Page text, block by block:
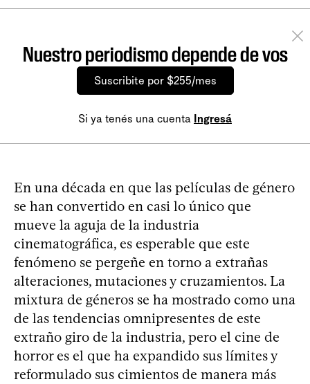
Nuestro periodismo depende de vos
Suscribite por $255/mes
Si ya tenés una cuenta Ingresá
En una década en que las películas de género
se han convertido en casi lo único que
mueve la aguja de la industria
cinematográfica, es esperable que este
fenómeno se pergeñe en torno a extrañas
alteraciones, mutaciones y cruzamientos. La
mixtura de géneros se ha mostrado como una
de las tendencias omnipresentes de este
extraño giro de la industria, pero el cine de
horror es el que ha expandido sus límites y
reformulado sus cimientos de manera más